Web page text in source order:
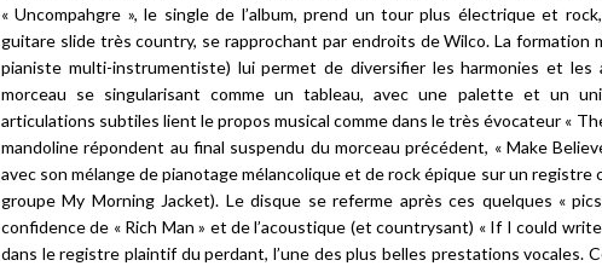
« Uncompahgre », le single de l’album, prend un tour plus électrique et
guitare slide très country, se rapprochant par endroits de Wilco. La formation
pianiste multi-instrumentiste) lui permet de diversifier les harmonies et
morceau se singularisant comme un tableau, avec une palette et un
articulations subtiles lient le propos musical comme dans le très évocateur «
mandoline répondent au final suspendu du morceau précédent, « Make
avec son mélange de pianotage mélancolique et de rock épique sur un registre
groupe My Morning Jacket). Le disque se referme après ces quelques «
confidence de « Rich Man » et de l’acoustique (et countrysant) « If I could write
dans le registre plaintif du perdant, l’une des plus belles prestations vocales.